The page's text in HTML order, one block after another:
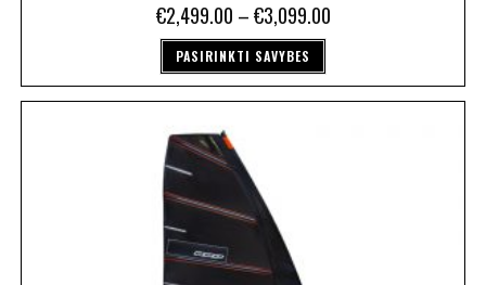
€2,499.00 –€3,099.00
PASIRINKTI SAVYBES